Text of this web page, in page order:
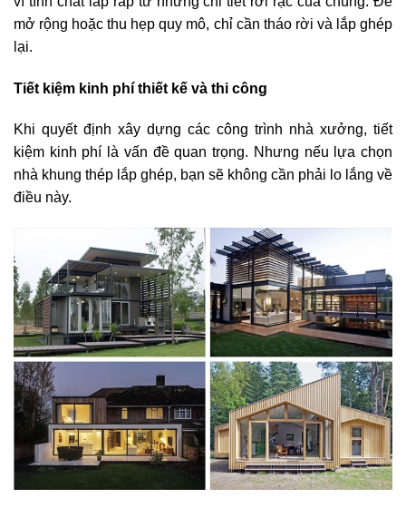
mở rộng hoặc thu hẹp quy mô, chỉ cần tháo rời và lắp ghép
lại.
Tiết kiệm kinh phí thiết kế và thi công
Khi quyết định xây dựng các công trình nhà xưởng, tiết
kiệm kinh phí là vấn đề quan trọng. Nhưng nếu lựa chọn
nhà khung thép lắp ghép, bạn sẽ không cần phải lo lắng về
điều này.